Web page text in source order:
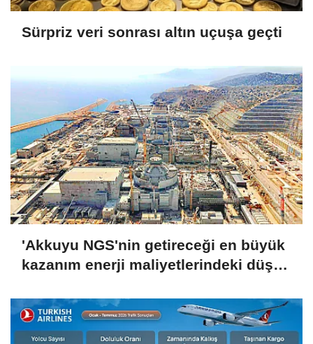
Sürpriz veri sonrası altın uçuşa geçti
'Akkuyu NGS'nin getireceği en büyük
kazanım enerji maliyetlerindeki düşüş